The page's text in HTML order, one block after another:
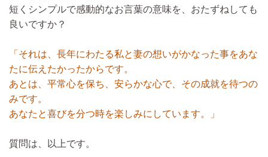
短くシンプルで感動的なお言葉の意味を、おたずねしても
良いですか？
「それは、長年にわたる私と妻の想いがかなった事をあな
たに伝えたかったからです。
あとは、平常心を保ち、安らかな心で、その成就を待つの
みです。
あなたと喜びを分つ時を楽しみにしています。」
質問は、以上です。